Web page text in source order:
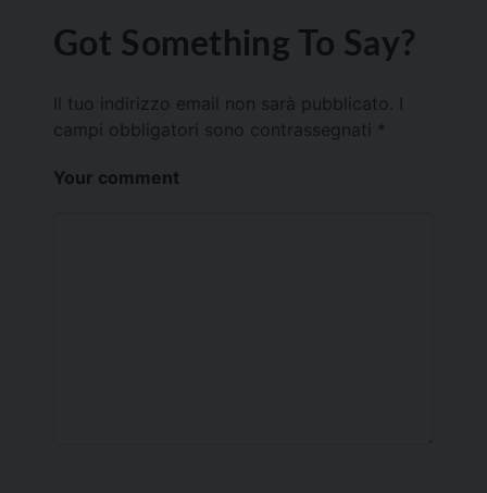
Got Something To Say?
Il tuo indirizzo email non sarà pubblicato.
campi obbligatori sono contrassegnati *
Your comment